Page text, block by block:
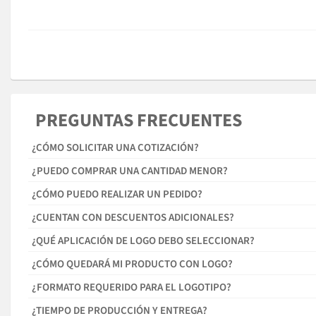
PREGUNTAS FRECUENTES
¿CÓMO SOLICITAR UNA COTIZACIÓN?
¿PUEDO COMPRAR UNA CANTIDAD MENOR?
¿CÓMO PUEDO REALIZAR UN PEDIDO?
¿CUENTAN CON DESCUENTOS ADICIONALES?
¿QUÉ APLICACIÓN DE LOGO DEBO SELECCIONAR?
¿CÓMO QUEDARÁ MI PRODUCTO CON LOGO?
¿FORMATO REQUERIDO PARA EL LOGOTIPO?
¿TIEMPO DE PRODUCCIÓN Y ENTREGA?